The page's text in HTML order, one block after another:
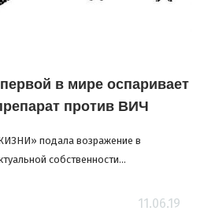
в мире оспаривает
против ВИЧ
подала возражение в
собственности...
11.06.19